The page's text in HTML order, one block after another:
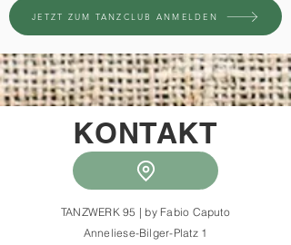
JETZT ZUM TANZCLUB ANMELDEN
KONTAKT
TANZWERK 95 | by Fabio Caputo
Anneliese-Bilger-Platz 1